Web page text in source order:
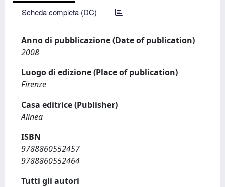
Scheda completa (DC)
Anno di pubblicazione (Date of publication)
2008
Luogo di edizione (Place of publication)
Firenze
Casa editrice (Publisher)
Alinea
ISBN
9788860552457
9788860552464
Tutti gli autori